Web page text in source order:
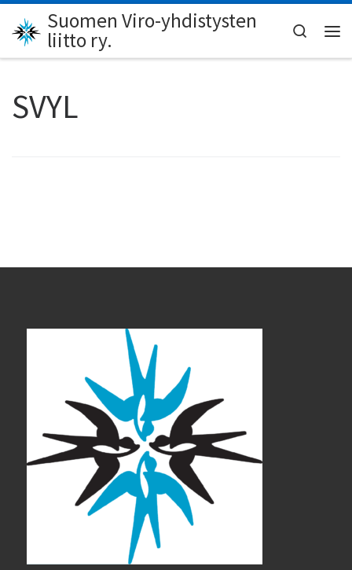
Skip to content
Suomen Viro-yhdistysten
liitto ry.
Search
SVYL